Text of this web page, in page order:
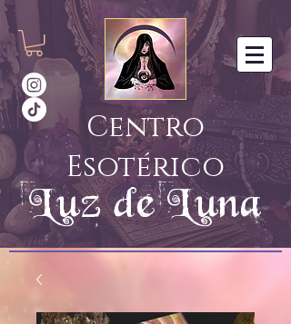
Centro
Esotérico
Luz de Luna